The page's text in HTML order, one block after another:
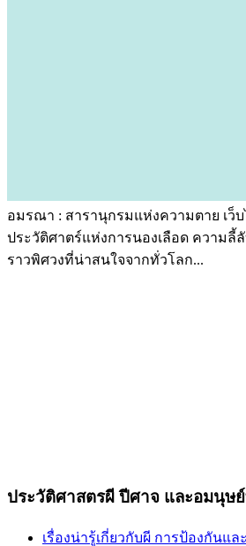
อมรณา : สารานุกรมแห่งความตาย เว็บ
ประวัติศาตร์แห่งการนองเลือด ความลี้
ราวพิศวงที่น่าสนใจจากทั่วโลก...
ประวัติศาสตรผี ปีศาจ และอมนุษ
เรื่องน่ารู้เกี่ยวกับผี การป้องกันแล